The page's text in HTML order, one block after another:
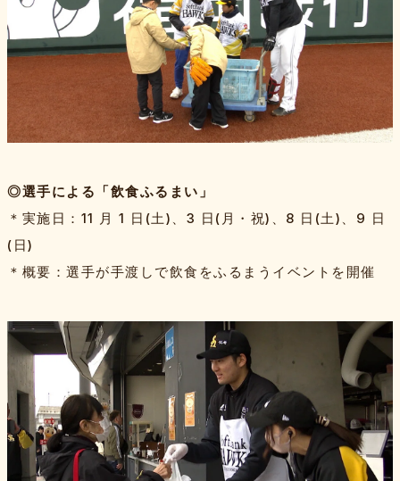
◎選手による「飲食ふるまい」
＊実施日：11 月 1 日(土)、3 日(月・祝)、8 日(土)、9 日
(日)
＊概要：選手が手渡しで飲食をふるまうイベントを開催